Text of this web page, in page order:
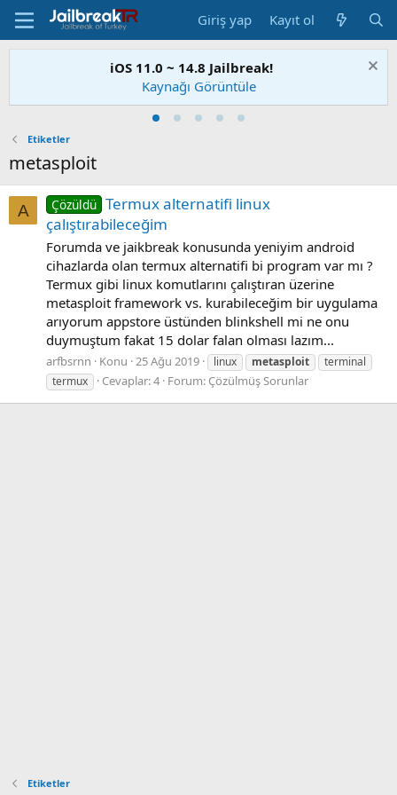
Giriş yap Kayıt ol
iOS 11.0 ~ 14.8 Jailbreak!
Kaynağı Görüntüle
Etiketler
metasploit
A Çözüldü Termux alternatifi linux
çalıştırabileceğim
Forumda ve jaikbreak konusunda yeniyim android
cihazlarda olan termux alternatifi bi program var mı ?
Termux gibi linux komutlarını çalıştıran üzerine
metasploit framework vs. kurabileceğim bir uygulama
arıyorum appstore üstünden blinkshell mi ne onu
duymuştum fakat 15 dolar falan olması lazım...
arfbsrnn Konu 25 Ağu 2019 linux metasploit
terminal
termux
Cevaplar: 4 Forum: Çözülmüş Sorunlar
Etiketler